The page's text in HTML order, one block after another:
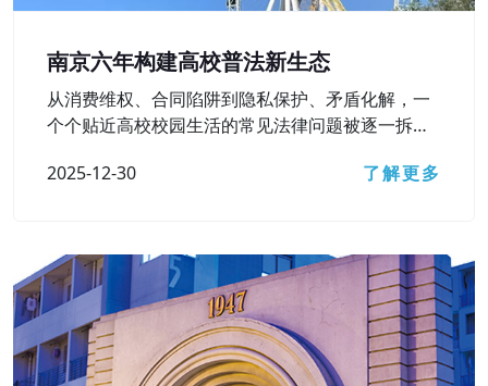
南京六年构建高校普法新生态
从消费维权、合同陷阱到隐私保护、矛盾化解，一
个个贴近高校校园生活的常见法律问题被逐一拆
进高校”活动之“‘检’爱青春 ‘宁’护未来”主题直播访谈
2025-12-30 了解更多